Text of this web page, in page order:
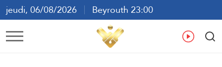
jeudi, 06/08/2026
Beyrouth 23:00
ع